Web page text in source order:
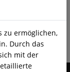
zu ermöglichen,
Durch das
mit der